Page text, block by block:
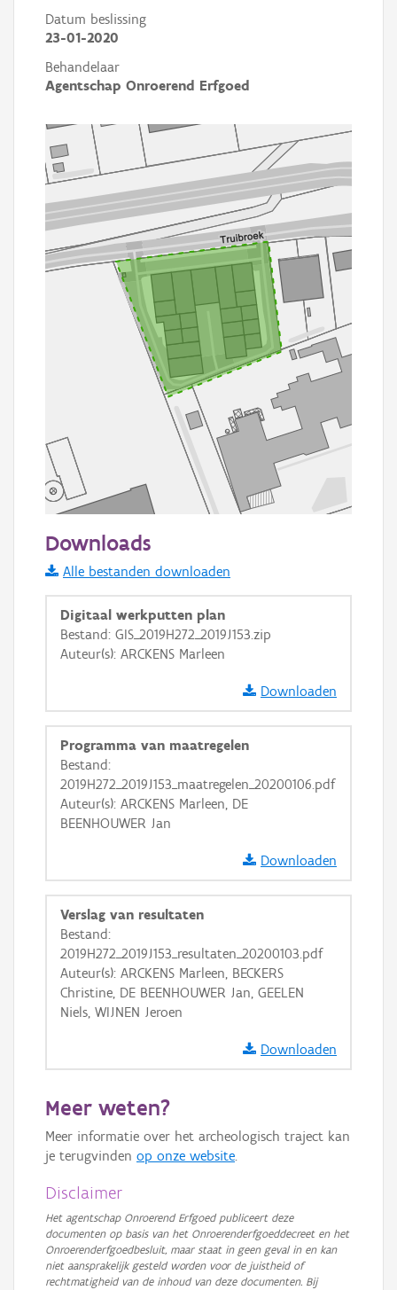
Datum beslissing
23-01-2020
Behandelaar
Agentschap Onroerend Erfgoed
Informatie Vlaanderen
i
+ −
Basis Lagen
OSM-Basiskaart
GRB-Basiskaart
GRB-Basiskaart in grijswaarden
Downloads
Alle bestanden downloaden
Digitaal werkputten plan
Bestand: GIS_2019H272_2019J153.zip
Auteur(s): ARCKENS Marleen
Downloaden
Programma van maatregelen
Bestand:
2019H272_2019J153_maatregelen_20200106.pdf
Auteur(s): ARCKENS Marleen, DE
BEENHOUWER Jan
Downloaden
Verslag van resultaten
Bestand:
2019H272_2019J153_resultaten_20200103.pdf
Auteur(s): ARCKENS Marleen, BECKERS
Christine, DE BEENHOUWER Jan, GEELEN
Niels, WIJNEN Jeroen
Downloaden
Meer weten?
Meer informatie over het archeologisch traject kan
je terugvinden op onze website.
Disclaimer
Het agentschap Onroerend Erfgoed publiceert deze
documenten op basis van het Onroerenderfgoeddecreet en het
Onroerenderfgoedbesluit, maar staat in geen geval in en kan
niet aansprakelijk gesteld worden voor de juistheid of
rechtmatigheid van de inhoud van deze documenten. Bij